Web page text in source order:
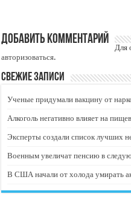
Добавить комментарий
Для
авторизоваться.
Свежие записи
Ученые придумали вакцину от
Алкоголь негативно влияет на
Эксперты создали список лучших
Военным увеличат пенсию в
В США начали от холода умирать